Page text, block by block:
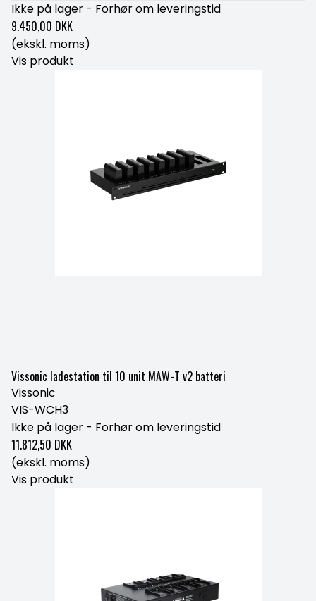
Ikke på lager - Forhør om leveringstid
9.450,00 DKK
(ekskl. moms)
Vis produkt
Vissonic ladestation til 10 unit MAW-T v2 batteri
Vissonic
VIS-WCH3
Ikke på lager - Forhør om leveringstid
11.812,50 DKK
(ekskl. moms)
Vis produkt